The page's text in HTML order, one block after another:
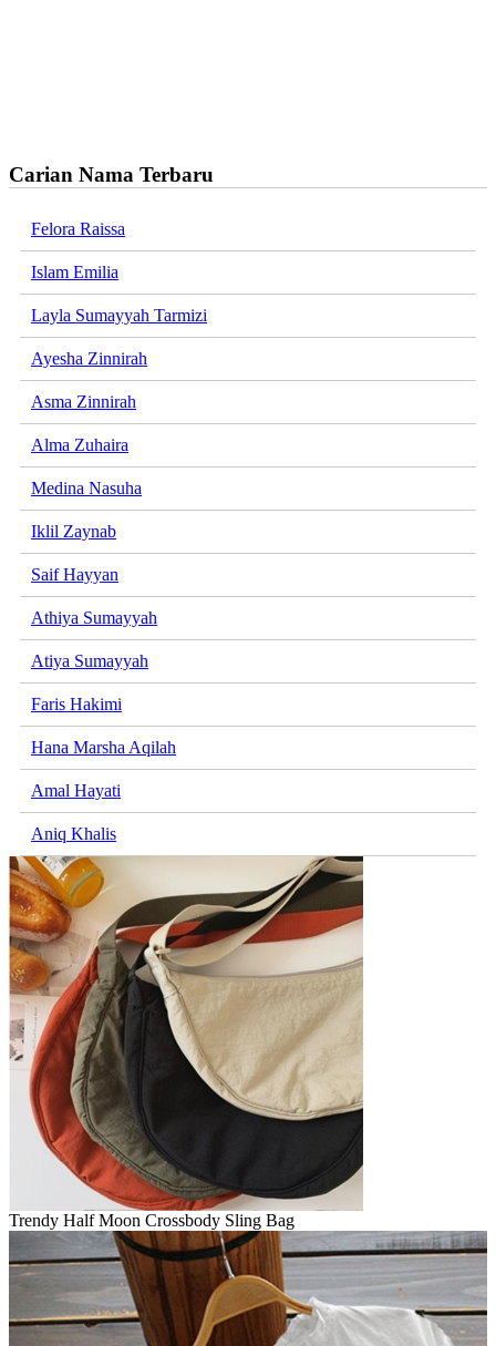
Carian Nama Terbaru
Felora Raissa
Islam Emilia
Layla Sumayyah Tarmizi
Ayesha Zinnirah
Asma Zinnirah
Alma Zuhaira
Medina Nasuha
Iklil Zaynab
Saif Hayyan
Athiya Sumayyah
Atiya Sumayyah
Faris Hakimi
Hana Marsha Aqilah
Amal Hayati
Aniq Khalis
Trendy Half Moon Crossbody Sling Bag